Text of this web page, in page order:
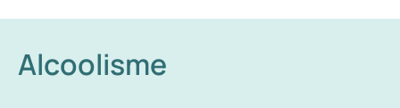
Alcoolisme